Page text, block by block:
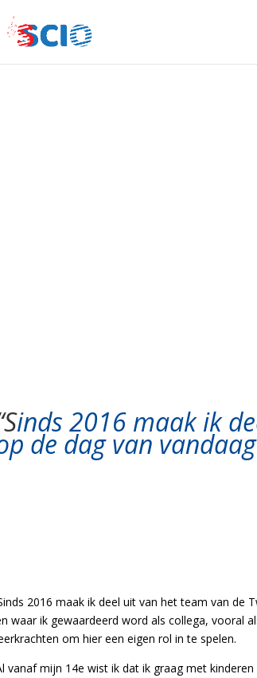
inds 2016 maak ik
de dag van
2016 maak ik deel uit van het team van
waar ik gewaardeerd word als collega, vooral
om hier een eigen rol in te spelen.
vanaf mijn 14e wist ik dat ik graag met